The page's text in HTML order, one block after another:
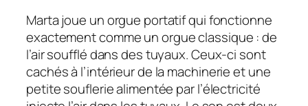
Marta joue un orgue portatif qui fonctionne
exactement comme un orgue classique : de
l’air soufflé dans des tuyaux. Ceux-ci sont
cachés à l’intérieur de la machinerie et une
petite souflerie alimentée par l’électricité